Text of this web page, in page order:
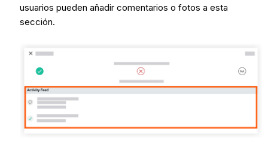
usuarios pueden añadir comentarios o fotos a esta
sección.